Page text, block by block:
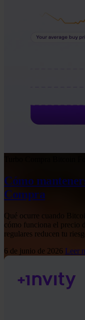
Cómo
Compra
Qué ocurre cuando
cómo funciona el precio
regulares reducen tu
6 de junio de 2026 Leer